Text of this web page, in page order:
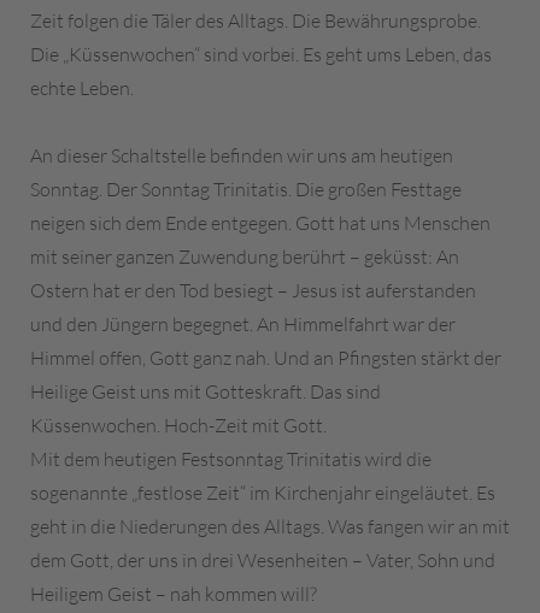
Zeit folgen die Täler des Alltags. Die Bewährungsprobe.
Die „Küssenwochen“ sind vorbei. Es geht ums Leben, das
echte Leben.
An dieser Schaltstelle befinden wir uns am heutigen
Sonntag. Der Sonntag Trinitatis. Die großen Festtage
neigen sich dem Ende entgegen. Gott hat uns Menschen
mit seiner ganzen Zuwendung berührt – geküsst: An
Ostern hat er den Tod besiegt – Jesus ist auferstanden
und den Jüngern begegnet. An Himmelfahrt war der
Himmel offen, Gott ganz nah. Und an Pfingsten stärkt der
Heilige Geist uns mit Gotteskraft. Das sind
Küssenwochen. Hoch-Zeit mit Gott.
Mit dem heutigen Festsonntag Trinitatis wird die
sogenannte „festlose Zeit“ im Kirchenjahr eingeläutet. Es
geht in die Niederungen des Alltags. Was fangen wir an mit
dem Gott, der uns in drei Wesenheiten – Vater, Sohn und
Heiligem Geist – nah kommen will?